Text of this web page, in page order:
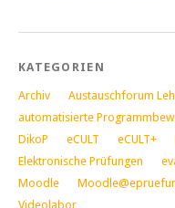
KATEGORIEN
Archiv
Austauschforum
automatisierte
DikoP
eCULT eCULT+
Elektronische Prüfungen
Moodle
Videolabor